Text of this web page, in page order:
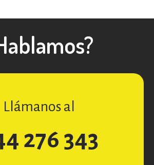
Llámanos al
276 343